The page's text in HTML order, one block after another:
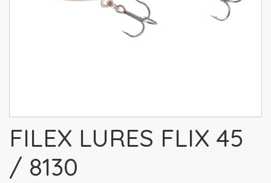
FILEX LURES FLIX 45
/ 8130